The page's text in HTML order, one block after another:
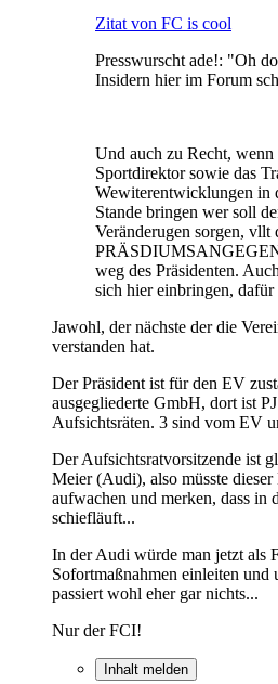
Zitat von FC is cool
Presswurscht ade!: "Oh
Insidern hier im Forum
Und auch zu Recht,
Sportdirektor sowie das
Wewiterentwicklungen in
Stande bringen wer soll
Veränderugen sorgen, vllt
weg des Präsidenten.
sich hier einbringen, dafür
Jawohl, der nächste der die
verstanden hat.
Der Präsident ist für den EV
ausgegliederte GmbH, dort ist
Aufsichtsräten. 3 sind vom EV
Der Aufsichtsratvorsitzende ist
Meier (Audi), also müsste
aufwachen und merken, dass in
schiefläuft...
In der Audi würde man jetzt als
Sofortmaßnahmen einleiten und
passiert wohl eher gar nichts...
Nur der FCI!
Inhalt melden